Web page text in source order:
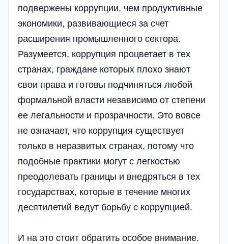
подвержены коррупции, чем продуктивные
экономики, развивающиеся за счет
расширения промышленного сектора.
Разумеется, коррупция процветает в тех
странах, граждане которых плохо знают
свои права и готовы подчиняться любой
формальной власти независимо от степени
ее легальности и прозрачности. Это вовсе
не означает, что коррупция существует
только в неразвитых странах, потому что
подобные практики могут с легкостью
преодолевать границы и внедряться в тех
государствах, которые в течение многих
десятилетий ведут борьбу с коррупцией.
И на это стоит обратить особое внимание.